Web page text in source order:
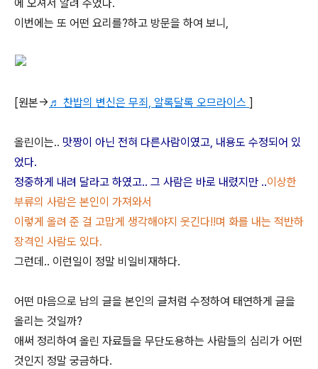
에 오셔서 알려 주었다.
이번에는 또 어떤 요리를?하고 방문을 하여 보니,
[원본->♬ 찬밥의 변신은 무죄, 알록달록 오므라이스 ]
올린이는.. 맛짱이 아닌 전혀 다른사람이였고, 내용도 수정되어 있
었다.
정중하게 내려 달라고 하였고.. 그 사람은 바로 내렸지만 ..이상한
부류의 사람은 본인이 가져와서
이렇게 올려 준 걸 고맙게 생각해야지 웃긴다!!며 화를 내는 적반하
장격인 사람도 있다.
그런데.. 이런일이 정말 비일비재하다.
어떤 마음으로 남의 글을 본인의 글처럼 수정하여 태연하게 글을
올리는 것일까?
애써 정리하여 올린 자료들을 무단도용하는 사람들의 심리가 어떤
것인지 정말 궁금하다.